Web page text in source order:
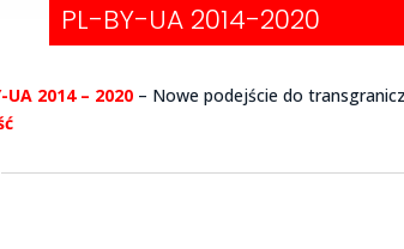
PL-BY-UA 2014-2020
UA 2014 – 2020 – Nowe podejście do